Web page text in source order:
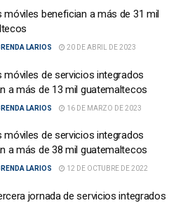
móviles benefician a más de 31 mil
LARIOS 20 DE ABRIL DE 2023
móviles de servicios integrados
a más de 13 mil guatemaltecos
LARIOS 16 DE MARZO DE 2023
móviles de servicios integrados
a más de 38 mil guatemaltecos
LARIOS 12 DE OCTUBRE DE 2022
jornada de servicios integrados